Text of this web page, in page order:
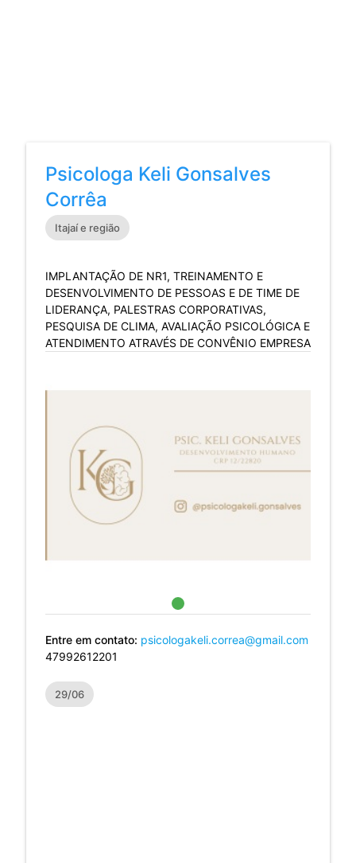
Psicologa Keli Gonsalves
Corrêa
Itajaí e região
IMPLANTAÇÃO DE NR1, TREINAMENTO E
DESENVOLVIMENTO DE PESSOAS E DE TIME DE
LIDERANÇA, PALESTRAS CORPORATIVAS,
PESQUISA DE CLIMA, AVALIAÇÃO PSICOLÓGICA E
ATENDIMENTO ATRAVÉS DE CONVÊNIO EMPRESA
Entre em contato: psicologakeli.correa@gmail.com
47992612201
29/06